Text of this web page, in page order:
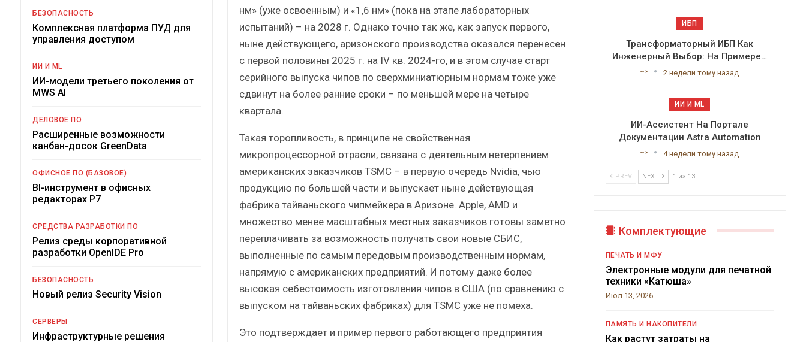
нм» (уже освоенным) и «1,6 нм» (пока на этапе лабораторных
испытаний) – на 2028 г. Однако точно так же, как запуск первого,
ныне действующего, аризонского производства оказался перенесен
с первой половины 2025 г. на IV кв. 2024-го, и в этом случае старт
серийного выпуска чипов по сверхминиатюрным нормам тоже уже
сдвинут на более ранние сроки – по меньшей мере на четыре
квартала.
Такая торопливость, в принципе не свойственная
микропроцессорной отрасли, связана с деятельным нетерпением
американских заказчиков TSMC – в первую очередь Nvidia, чью
продукцию по большей части и выпускает ныне действующая
фабрика тайваньского чипмейкера в Аризоне. Apple, AMD и
множество менее масштабных местных заказчиков готовы заметно
переплачивать за возможность получать свои новые СБИС,
выполненные по самым передовым производственным нормам,
напрямую с американских предприятий. И потому даже более
высокая себестоимость изготовления чипов в США (по сравнению с
выпуском на тайваньских фабриках) для TSMC уже не помеха.
Это подтверждает и пример первого работающего предприятия
БЕЗОПАСНОСТЬ
Комплексная платформа ПУД для
управления доступом
ИИ И ML
ИИ-модели третьего поколения от
MWS AI
ДЕЛОВОЕ ПО
Расширенные возможности
канбан-досок GreenData
ОФИСНОЕ ПО (БАЗОВОЕ)
BI-инструмент в офисных
редакторах Р7
СРЕДСТВА РАЗРАБОТКИ ПО
Релиз среды корпоративной
разработки OpenIDE Pro
БЕЗОПАСНОСТЬ
Новый релиз Security Vision
СЕРВЕРЫ
Инфраструктурные решения
ИБП
Трансформаторный ИБП Как
Инженерный Выбор: На Примере…
--> 2 недели тому назад
ИИ И ML
ИИ-Ассистент На Портале
Документации Astra Automation
--> 4 недели тому назад
PREV NEXT 1 из 13
Комплектующие
ПЕЧАТЬ И МФУ
Электронные модули для печатной
техники «Катюша»
Июл 13, 2026
ПАМЯТЬ И НАКОПИТЕЛИ
Как растут затраты на